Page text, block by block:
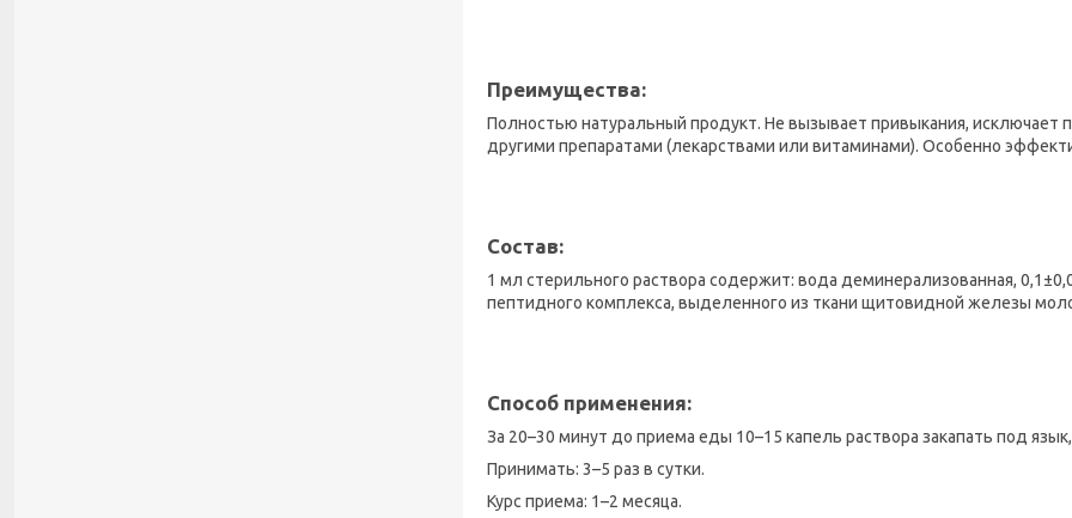
Преимущества:
Полностью натуральный продукт. Не вызывает привыкания, исключает
другими препаратами (лекарствами или витаминами). Особенно
Состав:
1 мл стерильного раствора содержит: вода деминерализованная,
пептидного комплекса, выделенного из ткани щитовидной железы
Способ применения:
За 20–30 минут до приема еды 10–15 капель раствора закапать под
​Принимать: 3–5 раз в сутки.
​Курс приема: 1–2 месяца.